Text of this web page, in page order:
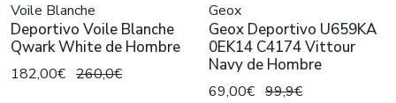
Voile Blanche
Deportivo Voile Blanche
Qwark White de Hombre
182,00€ 260,0€
Geox
Geox Deportivo U659KA
0EK14 C4174 Vittour
Navy de Hombre
69,00€ 99,9€